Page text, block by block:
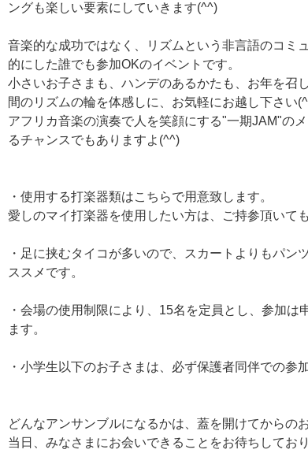
ングも楽 しい要素に していき ま す(^^)
音楽的な成功ではな く リ ズム と い う 非言語のコ ミ ュ
的に した誰でも参加OKのイベン ト です。
小さ いお子さ ま も ハンデのあるかた も お年を召 し
間のリ ズムの輪を体感しに お気軽にお越 し下さ い(^
アフ リ カ音楽の演奏で 人 を笑顔にする"一期JAM"の メ
るチャ ンスでもあ り ま すよ (^^)
・ 使用する打楽器類はこ ち らで用意致し ま す。
愛 しのマイ打楽器を使用 したい方は ご持参頂いて も
・ 足に挟むタイ コ が多いので ス カー ト よ り もパン
ス ス メ です。
・ 会場の使用制 限に よ り 15名 を定 員 と し 参加は
ま す。
・ 小学生 以下のお子さ ま は 必ず保護者同伴での参
どんなアンサンブルになるかは 蓋を開けてからの
当 日 みなさ ま にお会いでき る こ と をお待ち してお り